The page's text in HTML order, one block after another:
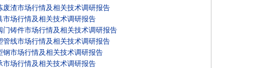
废渣市场行情及相关技术调研报告
市场行情及相关技术调研报告
门铸件市场行情及相关技术调研报告
管线市场行情及相关技术调研报告
钢市场行情及相关技术调研报告
市场行情及相关技术调研报告